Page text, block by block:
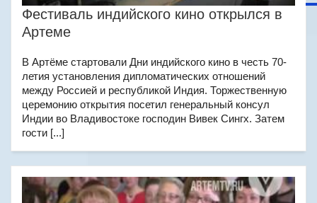
Фестиваль индийского кино открылся в
Артеме
В Артёме стартовали Дни индийского кино в честь 70-
летия установления дипломатических отношений
между Россией и республикой Индия. Торжественную
церемонию открытия посетил генеральный консул
Индии во Владивостоке господин Вивек Сингх. Затем
гости [...]